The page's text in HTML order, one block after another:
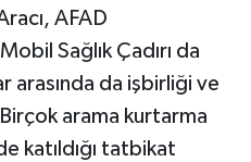
AFAD
Sağlık Çadırı da
arasında da işbirliği ve
arama kurtarma
katıldığı tatbikat